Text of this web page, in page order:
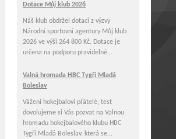
Dotace Můj klub 2026
Náš klub obdržel dotaci z výzvy
Národní sportovní agentury Můj klub
2026 ve výši 264 800 Kč. Dotace je
určena na podporu pravidelné...
Valná hromada HBC Tygři Mladá
Boleslav
Vážení hokejbaloví přátelé, test
dovolujeme si Vás pozvat na Valnou
hromadu hokejbalového klubu HBC
Tygři Mladá Boleslav, která se...